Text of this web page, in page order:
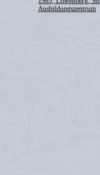
Ausbildungszentrum